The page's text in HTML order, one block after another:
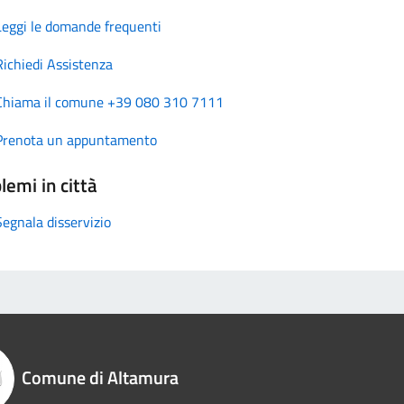
le domande frequenti
Assistenza
il comune +39 080 310 7111
un appuntamento
in città
disservizio
Comune di Altamura